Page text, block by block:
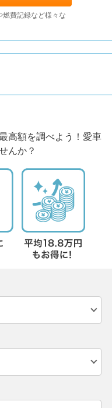
燃費記録など様々な
高額を調べよう！愛車
んか？